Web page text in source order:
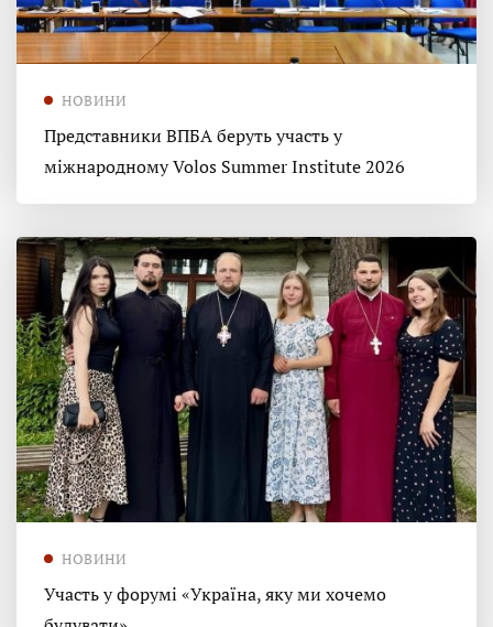
НОВИНИ
Представники ВПБА беруть участь у
міжнародному Volos Summer Institute 2026
НОВИНИ
Участь у форумі «Україна, яку ми хочемо